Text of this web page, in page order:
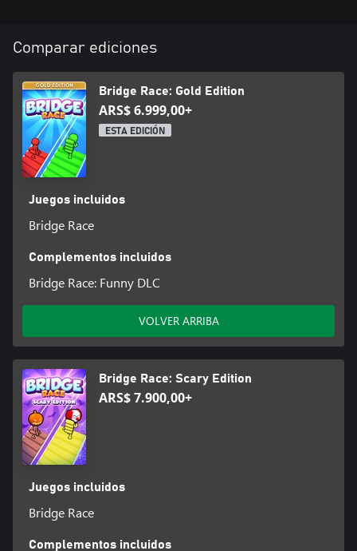
Comparar ediciones
Bridge Race: Gold Edition
ARS$ 6.999,00+
ESTA EDICIÓN
Juegos incluidos
Bridge Race
Complementos incluidos
Bridge Race: Funny DLC
VOLVER ARRIBA
Bridge Race: Scary Edition
ARS$ 7.900,00+
Juegos incluidos
Bridge Race
Complementos incluidos